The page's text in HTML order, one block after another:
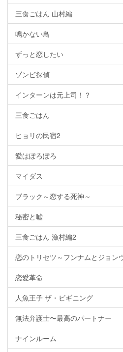
三食ごはん 山村編
鳴かない鳥
ずっと恋したい
ゾンビ探偵
インターンは元上司！？
三食ごはん
ヒョリの民宿2
愛はぽろぽろ
マイダス
ブラック～恋する死神～
秘密と嘘
三食ごはん 漁村編2
恋のトリセツ～フンナムとジョン
恋愛革命
人魚王子 ザ・ビギニング
無法弁護士〜最高のパートナー
ナインルーム